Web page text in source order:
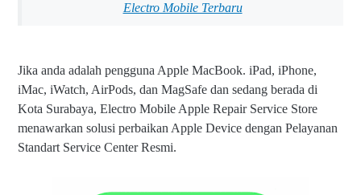
Electro Mobile Terbaru
Jika anda adalah pengguna Apple MacBook. iPad, iPhone,
iMac, iWatch, AirPods, dan MagSafe dan sedang berada di
Kota Surabaya, Electro Mobile Apple Repair Service Store
menawarkan solusi perbaikan Apple Device dengan Pelayanan
Standart Service Center Resmi.